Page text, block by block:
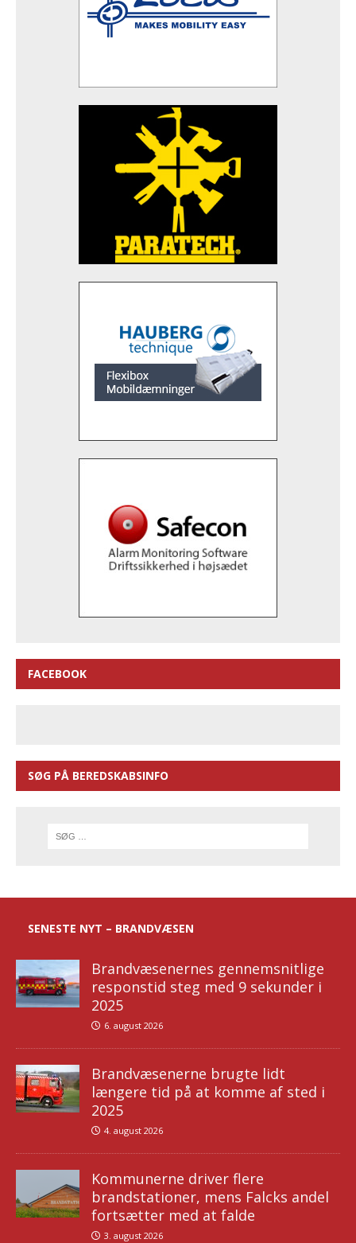
FACEBOOK
SØG PÅ BEREDSKABSINFO
SENESTE NYT – BRANDVÆSEN
Brandvæsenernes gennemsnitlige
responstid steg med 9 sekunder i
2025
6. august 2026
Brandvæsenerne brugte lidt
længere tid på at komme af sted i
2025
4. august 2026
Kommunerne driver flere
brandstationer, mens Falcks andel
fortsætter med at falde
3. august 2026